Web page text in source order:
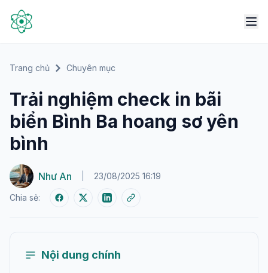
Trang chủ Chuyên mục
Trải nghiệm check in bãi
biển Bình Ba hoang sơ yên
bình
Như An 23/08/2025 16:19
Chia sẻ:
Nội dung chính